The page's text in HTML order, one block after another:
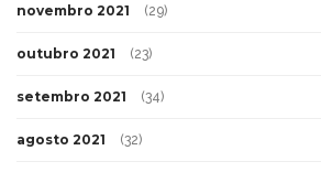
novembro 2021 (29)
outubro 2021 (23)
setembro 2021 (34)
agosto 2021 (32)